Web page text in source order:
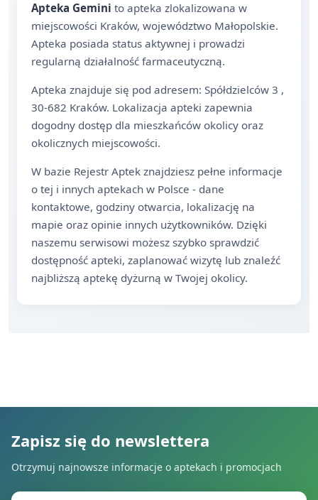
Apteka Gemini to apteka zlokalizowana w
miejscowości Kraków, województwo Małopolskie.
Apteka posiada status aktywnej i prowadzi
regularną działalność farmaceutyczną.
Apteka znajduje się pod adresem: Spółdzielców 3 ,
30-682 Kraków. Lokalizacja apteki zapewnia
dogodny dostęp dla mieszkańców okolicy oraz
okolicznych miejscowości.
W bazie Rejestr Aptek znajdziesz pełne informacje
o tej i innych aptekach w Polsce - dane
kontaktowe, godziny otwarcia, lokalizację na
mapie oraz opinie innych użytkowników. Dzięki
naszemu serwisowi możesz szybko sprawdzić
dostępność apteki, zaplanować wizytę lub znaleźć
najbliższą aptekę dyżurną w Twojej okolicy.
Zapisz się do newslettera
Otrzymuj najnowsze informacje o aptekach i promocjach